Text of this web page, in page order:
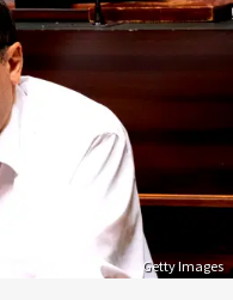
Getty Images